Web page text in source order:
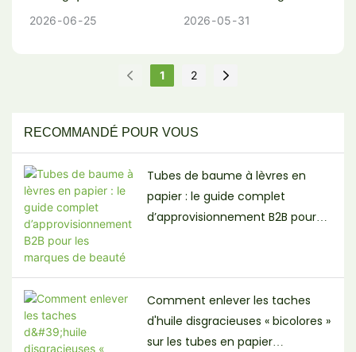
conservation.
esthétiques : des tubes
2026 06 25
votre boulangerie : créez
imprimé sur mesure pour
2026 05 31
1 2
RECOMMANDÉ POUR VOUS
Tubes de baume à lèvres en
papier : le guide complet
d’approvisionnement B2B pour
Comment enlever les taches
d'huile disgracieuses « bicolores »
sur les tubes en papier